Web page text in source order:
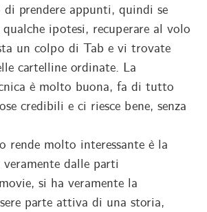
prendere appunti, quindi se
ipotesi, recuperare al volo
un colpo di Tab e vi trovate
cartelline ordinate. La
è molto buona, fa di tutto
credibili e ci riesce bene, senza
rende molto interessante è la
dalle parti
si ha veramente la
parte attiva di una storia,